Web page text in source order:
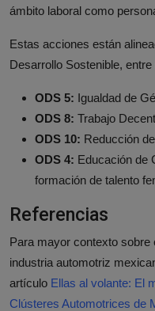
ámbito laboral como
Estas acciones están
Desarrollo Sostenible, entre
ODS 5: Igualdad de
ODS 8: Trabajo
ODS 10: Reducción
ODS 4: Educación de
formación de talento
Referencias
Para mayor contexto sobre
industria automotriz
artículo Ellas al volante: El
Clústeres Automotrices de